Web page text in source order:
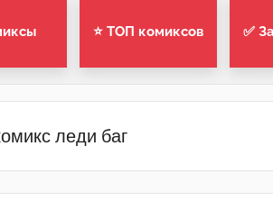
⭐ ТОП комиксов ✅
леди баг